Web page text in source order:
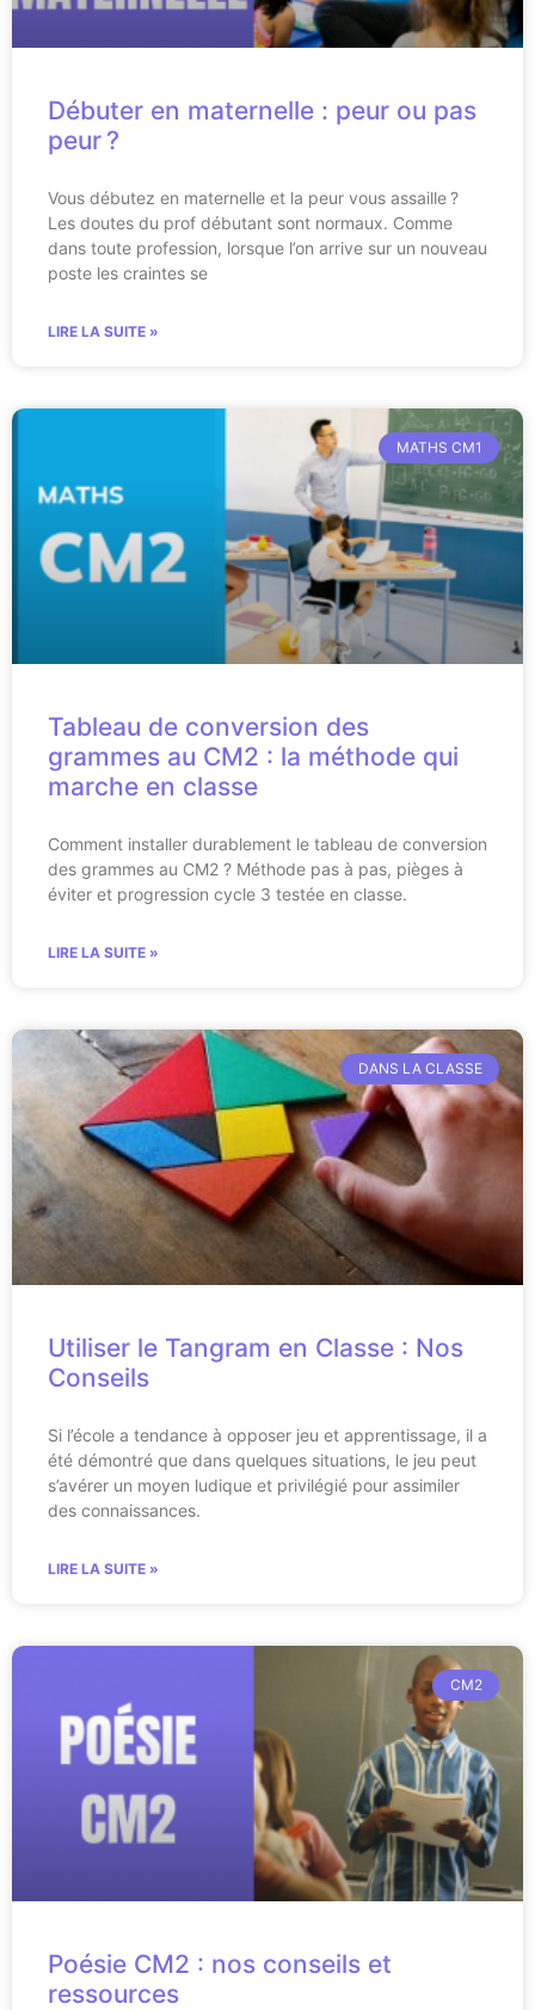
Débuter en maternelle : peur ou pas
peur ?
Vous débutez en maternelle et la peur vous assaille ?
Les doutes du prof débutant sont normaux. Comme
dans toute profession, lorsque l’on arrive sur un nouveau
poste les craintes se
LIRE LA SUITE »
MATHS CM1
Tableau de conversion des
grammes au CM2 : la méthode qui
marche en classe
Comment installer durablement le tableau de conversion
des grammes au CM2 ? Méthode pas à pas, pièges à
éviter et progression cycle 3 testée en classe.
LIRE LA SUITE »
DANS LA CLASSE
Utiliser le Tangram en Classe : Nos
Conseils
Si l’école a tendance à opposer jeu et apprentissage, il a
été démontré que dans quelques situations, le jeu peut
s’avérer un moyen ludique et privilégié pour assimiler
des connaissances.
LIRE LA SUITE »
CM2
Poésie CM2 : nos conseils et
ressources